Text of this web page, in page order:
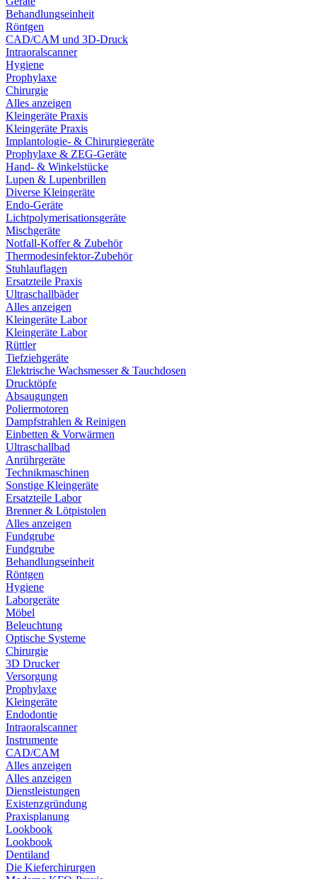
Behandlungseinheit
Röntgen
CAD/CAM und 3D-Druck
Intraoralscanner
Hygiene
Prophylaxe
Chirurgie
Alles anzeigen
Kleingeräte Praxis
Kleingeräte Praxis
Implantologie- & Chirurgiegeräte
Prophylaxe & ZEG-Geräte
Hand- & Winkelstücke
Lupen & Lupenbrillen
Diverse Kleingeräte
Endo-Geräte
Lichtpolymerisationsgeräte
Mischgeräte
Notfall-Koffer & Zubehör
Thermodesinfektor-Zubehör
Stuhlauflagen
Ersatzteile Praxis
Ultraschallbäder
Alles anzeigen
Kleingeräte Labor
Kleingeräte Labor
Rüttler
Tiefziehgeräte
Elektrische Wachsmesser & Tauchdosen
Drucktöpfe
Absaugungen
Poliermotoren
Dampfstrahlen & Reinigen
Einbetten & Vorwärmen
Ultraschallbad
Anrührgeräte
Technikmaschinen
Sonstige Kleingeräte
Ersatzteile Labor
Brenner & Lötpistolen
Alles anzeigen
Fundgrube
Fundgrube
Behandlungseinheit
Röntgen
Hygiene
Laborgeräte
Möbel
Beleuchtung
Optische Systeme
Chirurgie
3D Drucker
Versorgung
Prophylaxe
Kleingeräte
Endodontie
Intraoralscanner
Instrumente
CAD/CAM
Alles anzeigen
Alles anzeigen
Dienstleistungen
Existenzgründung
Praxisplanung
Lookbook
Lookbook
Dentiland
Die Kieferchirurgen